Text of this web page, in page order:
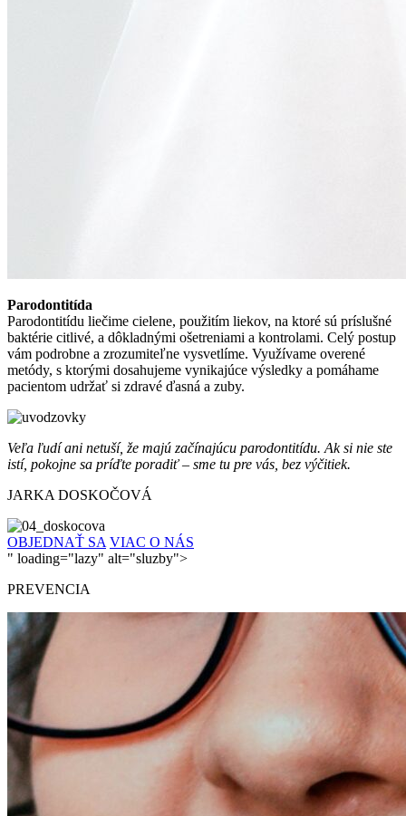
Parodontitída
Parodontitídu liečime cielene, použitím liekov, na ktoré sú príslušné
baktérie citlivé, a dôkladnými ošetreniami a kontrolami. Celý postup
vám podrobne a zrozumiteľne vysvetlíme. Využívame overené
metódy, s ktorými dosahujeme vynikajúce výsledky a pomáhame
pacientom udržať si zdravé ďasná a zuby.
Veľa ľudí ani netuší, že majú začínajúcu parodontitídu. Ak si nie ste
istí, pokojne sa príďte poradiť – sme tu pre vás, bez výčitiek.
JARKA DOSKOČOVÁ
OBJEDNAŤ SA VIAC O NÁS
" loading="lazy" alt="sluzby">
PREVENCIA